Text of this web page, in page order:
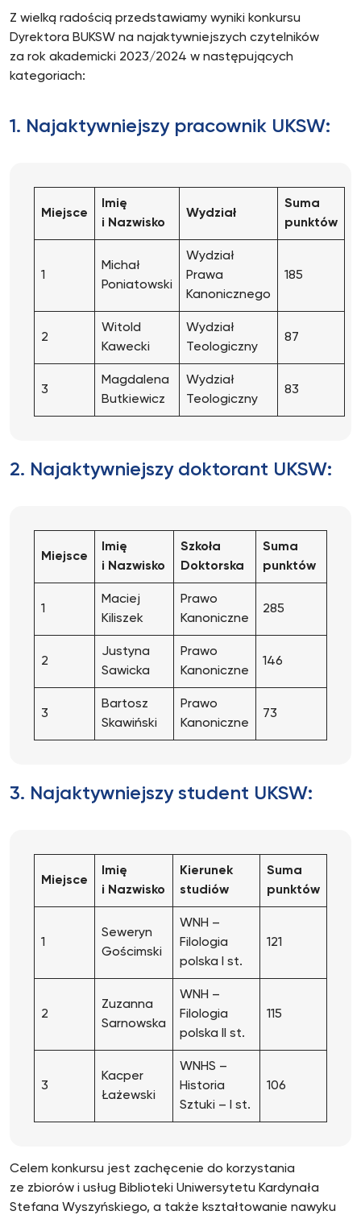
Z wielką radością przedstawiamy wyniki konkursu
Dyrektora BUKSW na najaktywniejszych czytelników
za rok akademicki 2023/2024 w następujących
kategoriach:
1. Najaktywniejszy pracownik UKSW:
Miejsce
Imię
i Nazwisko
Wydział
Suma
punktów
1
Michał
Poniatowski
Wydział
Prawa
Kanonicznego
185
2
Witold
Kawecki
Wydział
Teologiczny
87
3
Magdalena
Butkiewicz
Wydział
Teologiczny
83
2. Najaktywniejszy doktorant UKSW:
Miejsce
Imię
i Nazwisko
Szkoła
Doktorska
Suma
punktów
1
Maciej
Kiliszek
Prawo
Kanoniczne
285
2
Justyna
Sawicka
Prawo
Kanoniczne
146
3
Bartosz
Skawiński
Prawo
Kanoniczne
73
3. Najaktywniejszy student UKSW:
Miejsce
Imię
i Nazwisko
Kierunek
studiów
Suma
punktów
1
Seweryn
Gościmski
WNH –
Filologia
polska I st.
121
2
Zuzanna
Sarnowska
WNH –
Filologia
polska II st.
115
3
Kacper
Łażewski
WNHS –
Historia
Sztuki – I st.
106
Celem konkursu jest zachęcenie do korzystania
ze zbiorów i usług Biblioteki Uniwersytetu Kardynała
Stefana Wyszyńskiego, a także kształtowanie nawyku